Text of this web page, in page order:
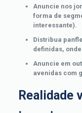
Anuncie nos
forma de
interessante).
Distribua
definidas,
Anuncie em
avenidas com
Realidade